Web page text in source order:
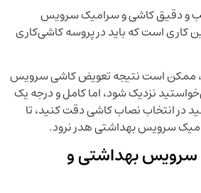
و دقیق کاشی و سرامیک سرویس
کاری است که باید در پروسه کاشی‌کاری
ممکن است نتیجه تعویض کاشی سرویس
نزدیک شود، اما کامل و درجه یک
در انتخاب نصاب کاشی دقت کنید، تا
سرویس بهداشتی هدر نرود.
سرویس بهداشتی و